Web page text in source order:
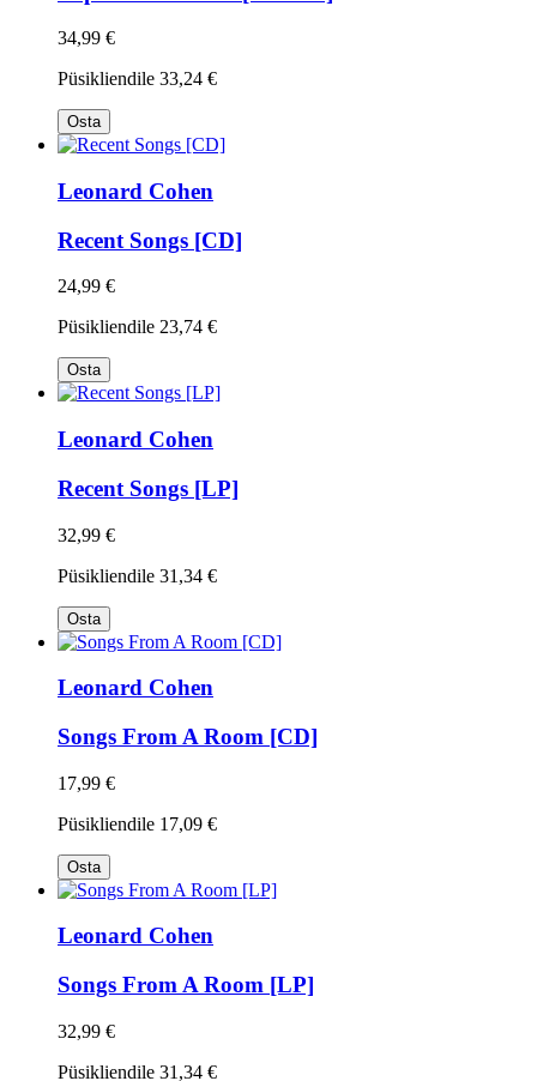
34,99 €
Püsikliendile 33,24 €
Osta
Leonard Cohen
Recent Songs [CD]
24,99 €
Püsikliendile 23,74 €
Osta
Leonard Cohen
Recent Songs [LP]
32,99 €
Püsikliendile 31,34 €
Osta
Leonard Cohen
Songs From A Room [CD]
17,99 €
Püsikliendile 17,09 €
Osta
Leonard Cohen
Songs From A Room [LP]
32,99 €
Püsikliendile 31,34 €